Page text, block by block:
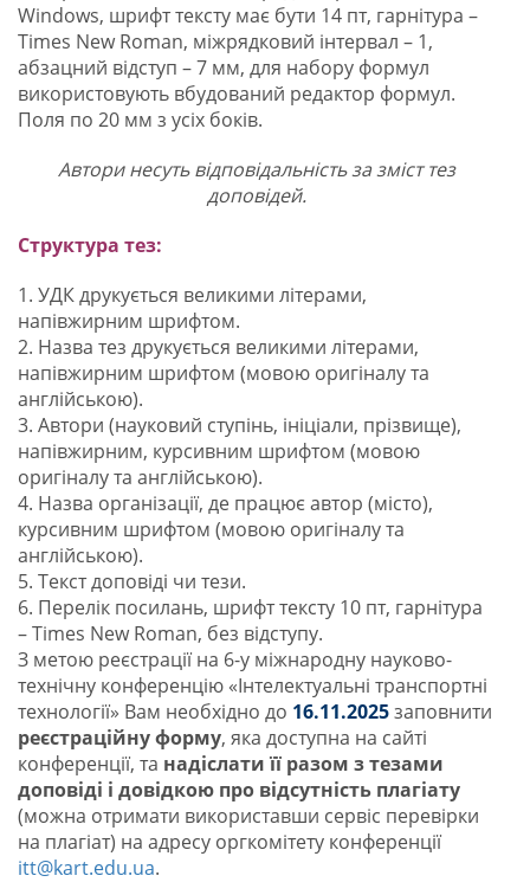
Windows, шрифт тексту має бути 14 пт, гарнітура –
Times New Roman, міжрядковий інтервал – 1,
абзацний відступ – 7 мм, для набору формул
використовують вбудований редактор формул.
Поля по 20 мм з усіх боків.
Автори несуть відповідальність за зміст тез
доповідей.
Структура тез:
1. УДК друкується великими літерами,
напівжирним шрифтом.
2. Назва тез друкується великими літерами,
напівжирним шрифтом (мовою оригіналу та
англійською).
3. Автори (науковий ступінь, ініціали, прізвище),
напівжирним, курсивним шрифтом (мовою
оригіналу та англійською).
4. Назва організації, де працює автор (місто),
курсивним шрифтом (мовою оригіналу та
англійською).
5. Текст доповіді чи тези.
6. Перелік посилань, шрифт тексту 10 пт, гарнітура
– Times New Roman, без відступу.
З метою реєстрації на 6-у міжнародну науково-
технічну конференцію «Інтелектуальні транспортні
технології» Вам необхідно до 16.11.2025заповнити
реєстраційну форму, яка доступна на сайті
конференції, та надіслати її разом з тезами
доповіді і довідкою про відсутність плагіату
(можна отримати використавши сервіс перевірки
на плагіат) на адресу оргкомітету конференції
itt@kart.edu.ua.